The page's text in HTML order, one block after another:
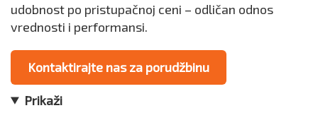
udobnost po pristupačnoj ceni – odličan odnos
vrednosti i performansi.
Kontaktirajte nas za porudžbinu
Prikaži